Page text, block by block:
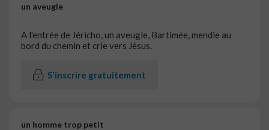
un aveugle
A l'entrée de Jéricho, un aveugle, Bartimée, mendie au
bord du chemin et crie vers Jésus.
S'inscrire gratuitement
un homme trop petit